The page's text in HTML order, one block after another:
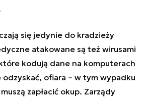
się jedynie do kradzieży
atakowane są też wirusami
kodują dane na komputerach
ofiara – w tym wypadku
zapłacić okup. Zarządy